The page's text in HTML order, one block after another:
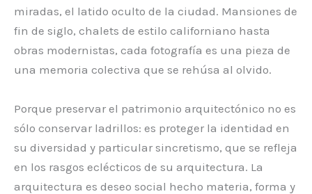
miradas, el latido oculto de la ciudad. Mansiones de
fin de siglo, chalets de estilo californiano hasta
obras modernistas, cada fotografía es una pieza de
una memoria colectiva que se rehúsa al olvido.
Porque preservar el patrimonio arquitectónico no es
sólo conservar ladrillos: es proteger la identidad en
su diversidad y particular sincretismo, que se refleja
en los rasgos eclécticos de su arquitectura. La
arquitectura es deseo social hecho materia, forma y